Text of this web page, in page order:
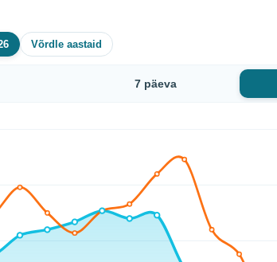
Võrdle aastaid
7 päeva
on viimase 42 mõõtmise